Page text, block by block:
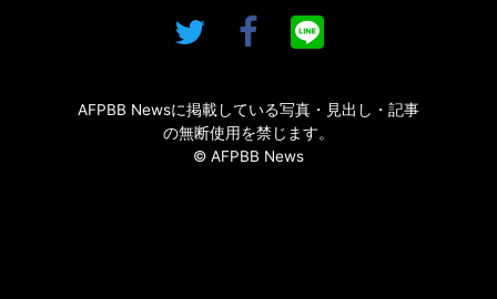
AFPBB Newsに掲載している写真・見出し・記事
の無断使用を禁じます。
© AFPBB News